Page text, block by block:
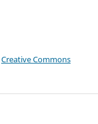
Creative Commons